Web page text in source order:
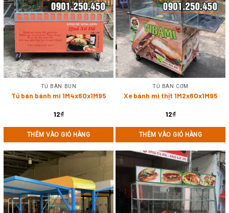
TỦ BÁN BÚN
Tủ bán bánh mì 1M4x60x1M95
12₫
THÊM VÀO GIỎ HÀNG
TỦ BÁN CƠM
Xe bánh mì thịt 1M2x60x1M95
12₫
THÊM VÀO GIỎ HÀNG